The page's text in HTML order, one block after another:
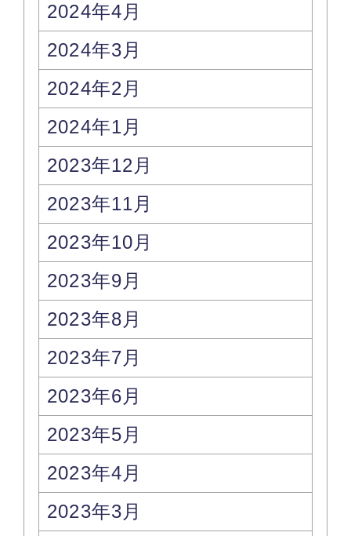
2024年4月
2024年3月
2024年2月
2024年1月
2023年12月
2023年11月
2023年10月
2023年9月
2023年8月
2023年7月
2023年6月
2023年5月
2023年4月
2023年3月